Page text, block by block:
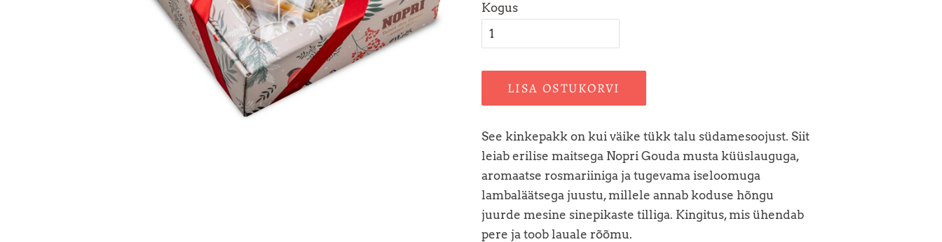
Kogus
LISA OSTUKORVI
See kinkepakk on kui väike tükk talu südamesoojust. Siit
leiab erilise maitsega Nopri Gouda musta küüslauguga,
aromaatse rosmariiniga ja tugevama iseloomuga
lambaläätsega juustu, millele annab koduse hõngu
juurde mesine sinepikaste tilliga. Kingitus, mis ühendab
pere ja toob lauale rõõmu.